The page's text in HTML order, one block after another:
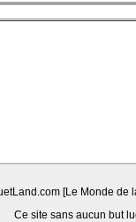
[Le Monde de
Ce site sans aucun but